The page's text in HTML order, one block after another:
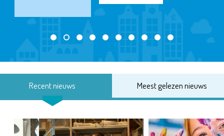
Recent nieuws Meest gelezen nieuws